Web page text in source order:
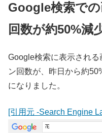
Google検索で
回数が約50%減
Google検索に表示され
ン回数が、昨日から約
になりました。
[引用元 -Search Engine